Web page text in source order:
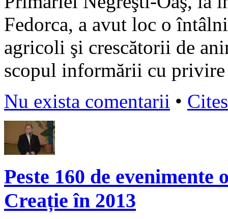
Fedorca, a avut loc o
agricoli şi crescătorii de
scopul informării cu privire
Nu exista comentarii •
Peste 160 de
Creație în 2013